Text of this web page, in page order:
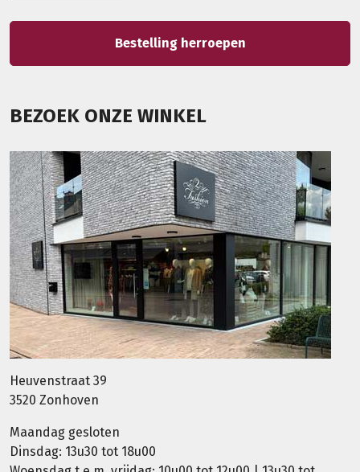
Bestelling herroepen
BEZOEK ONZE WINKEL
Heuvenstraat 39
3520 Zonhoven
Maandag gesloten
Dinsdag: 13u30 tot 18u00